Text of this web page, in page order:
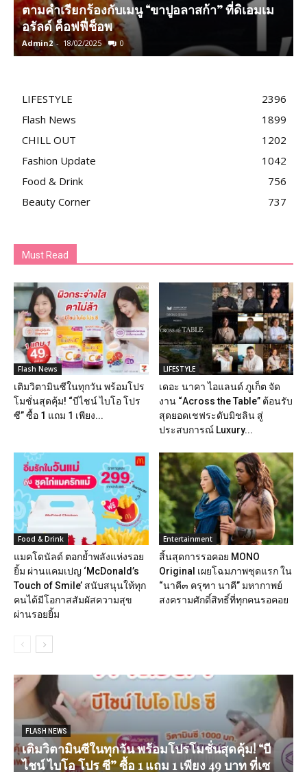
ตามคำเรียกร้องกับเมนู “ขาปูอลาสก้า” ที่ดิเอมเม
อรัลด์ ค็อฟฟี่ช็อพ
Admin2 - 18/02/2025 0
LIFESTYLE
2396
Flash News
1899
CHILL OUT
1202
Fashion Update
1042
Food & Drink
756
Beauty Corner
737
Must Read
Flash News
เติมวิตามินซีในทุกวัน พร้อมโปร
โมชั่นสุดคุ้ม! “บีไชน์ ไบโอ โปร
ซี” ซื้อ 1 แถม 1 เพียง...
LIFESTYLE
เดอะ นาคา ไอแลนด์ ภูเก็ต จัด
งาน “Across the Table” ต้อนรับ
สุดยอดเชฟระดับมิชลิน สู่
ประสบการณ์ Luxury...
Food & Drink
แมคโดนัลด์ ตอกย้ำพลังแห่งรอย
ยิ้ม ผ่านแคมเปญ ‘McDonald’s
Touch of Smile’ สนับสนุนให้ทุก
คนได้มีโอกาสสัมผัสความสุข
ผ่านรอยยิ้ม
Entertainment
สิ้นสุดการรอคอย MONO
Original เผยโฉมภาพชุดแรก ใน
“นาคี๓ ครุฑา นาคี” มหากาพย์
สงครามศักดิ์สิทธิ์ที่ทุกคนรอคอย
FLASH NEWS
เติมวิตามินซีในทุกวัน พร้อมโปรโมชั่นสุดคุ้ม! “บี
ไชน์ ไบโอ โปร ซี” ซื้อ 1 แถม 1 เพียง 49 บาท ที่เซ